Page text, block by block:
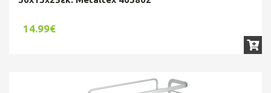
14.99€